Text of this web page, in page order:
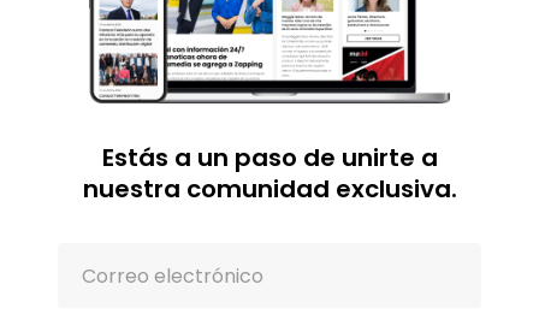
Estás a un paso de unirte a
nuestra comunidad exclusiva.